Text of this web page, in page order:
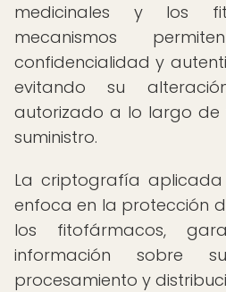
medicinales y los
mecanismos
confidencialidad y
evitando su
autorizado a lo largo
suministro.
La criptografía
enfoca en la protección
los fitofármacos,
información sobre
procesamiento y